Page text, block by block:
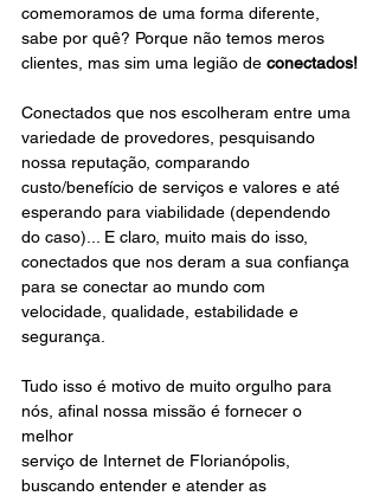
comemoramos de uma forma diferente,
sabe por quê? Porque não temos meros
clientes, mas sim uma legião de conectados!
Conectados que nos escolheram entre uma
variedade de provedores, pesquisando
nossa reputação, comparando
custo/benefício de serviços e valores e até
esperando para viabilidade (dependendo
do caso)... E claro, muito mais do isso,
conectados que nos deram a sua confiança
para se conectar ao mundo com
velocidade, qualidade, estabilidade e
segurança.
Tudo isso é motivo de muito orgulho para
nós, afinal nossa missão é fornecer o
melhor
serviço de Internet de Florianópolis,
buscando entender e atender as